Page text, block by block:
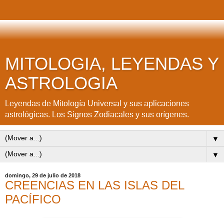
MITOLOGIA, LEYENDAS Y
ASTROLOGIA
Leyendas de Mitología Universal y sus aplicaciones
astrológicas. Los Signos Zodiacales y sus orígenes.
▼
▼
domingo, 29 de julio de 2018
CREENCIAS EN LAS ISLAS DEL
PACÍFICO